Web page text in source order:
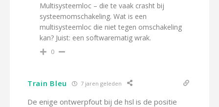
Multisysteemloc – die te vaak crasht bij
systeemomschakeling. Wat is een
multisysteemloc die niet tegen omschakeling
kan? Juist: een softwarematig wrak.
0
Train Bleu 7 jaren geleden
De enige ontwerpfout bij de hsl is de positie